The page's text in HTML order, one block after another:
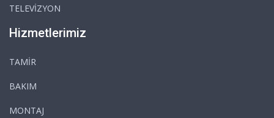
TELEVİZYON
Hizmetlerimiz
TAMİR
BAKIM
MONTAJ